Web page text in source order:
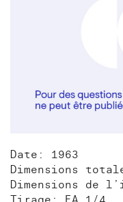
Date: 1963
Dimensions
Dimensions de